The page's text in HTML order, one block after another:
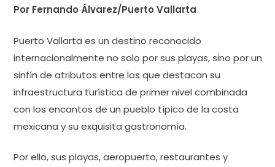
Por Fernando Álvarez/Puerto Vallarta
Puerto Vallarta es un destino reconocido
internacionalmente no solo por sus playas, sino por un
sinfín de atributos entre los que destacan su
infraestructura turística de primer nivel combinada
con los encantos de un pueblo típico de la costa
mexicana y su exquisita gastronomía.
Por ello, sus playas, aeropuerto, restaurantes y